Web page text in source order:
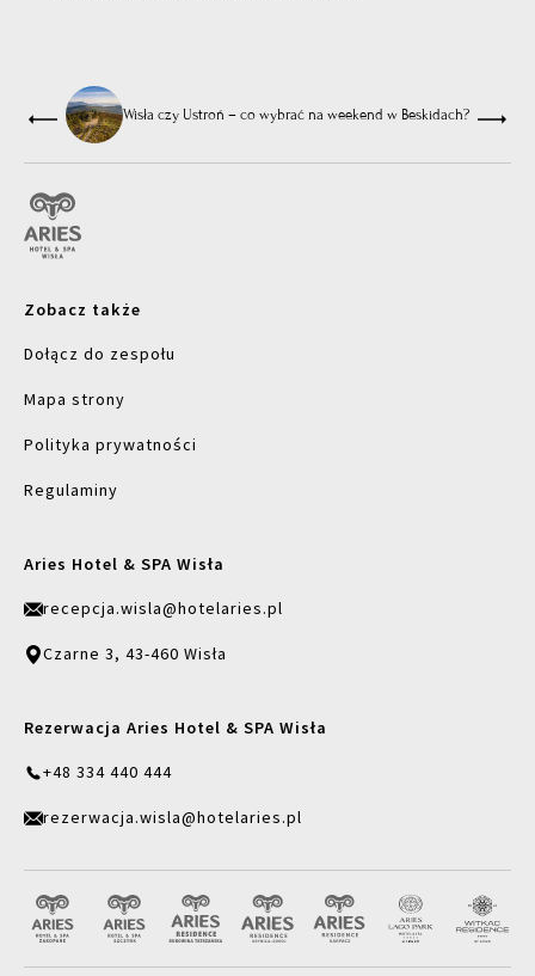
Wisła czy Ustroń – co wybrać na weekend w Beskidach?
Zobacz także
Dołącz do zespołu
Mapa strony
Polityka prywatności
Regulaminy
Aries Hotel & SPA Wisła
recepcja.wisla@hotelaries.pl
Czarne 3, 43-460 Wisła
Rezerwacja Aries Hotel & SPA Wisła
+48 334 440 444
rezerwacja.wisla@hotelaries.pl